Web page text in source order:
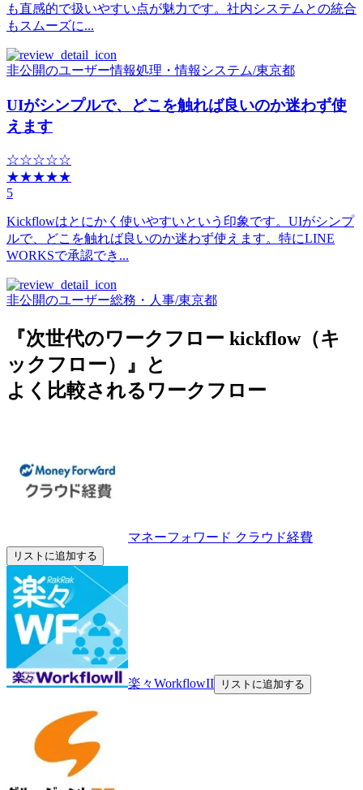
も直感的で扱いやすい点が魅力です。社内システムとの統合
もスムーズに...
非公開のユーザー情報処理・情報システム/東京都
UIがシンプルで、どこを触れば良いのか迷わず使
えます
☆☆☆☆☆
★★★★★
5
Kickflowはとにかく使いやすいという印象です。UIがシンプ
ルで、どこを触れば良いのか迷わず使えます。特にLINE
WORKSで承認でき...
非公開のユーザー総務・人事/東京都
『次世代のワークフロー kickflow（キ
ックフロー）』と
よく比較されるワークフロー
マネーフォワード クラウド経費
リストに追加する
楽々WorkflowII リストに追加する